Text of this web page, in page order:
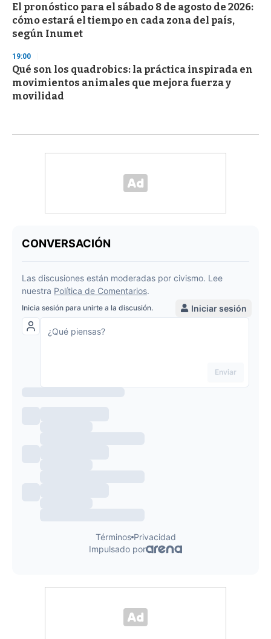
El pronóstico para el sábado 8 de agosto de 2026:
cómo estará el tiempo en cada zona del país,
según Inumet
19:00
Qué son los quadrobics: la práctica inspirada en
movimientos animales que mejora fuerza y
movilidad